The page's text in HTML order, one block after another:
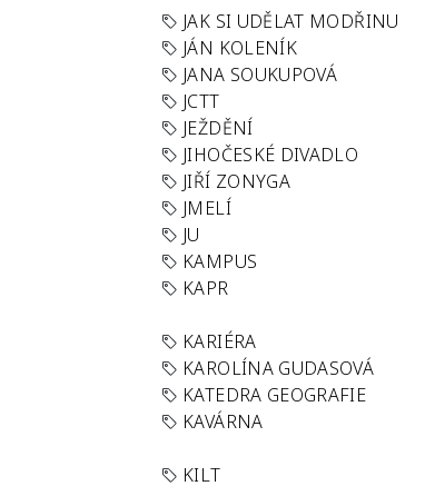
JAK SI UDĚLAT MODŘINU
JÁN KOLENÍK
JANA SOUKUPOVÁ
JCTT
JEŽDĚNÍ
JIHOČESKÉ DIVADLO
JIŘÍ ZONYGA
JMELÍ
JU
KAMPUS
KAPR
KARIÉRA
KAROLÍNA GUDASOVÁ
KATEDRA GEOGRAFIE
KAVÁRNA
KILT